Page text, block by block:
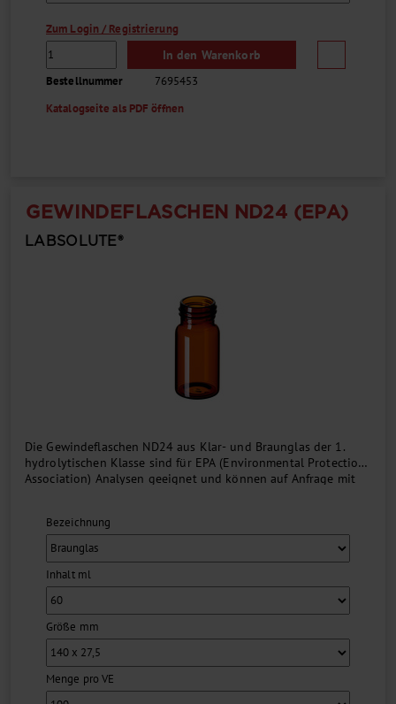
Zum Login / Registrierung
In den Warenkorb
Bestellnummer
7695453
Katalogseite als PDF öffnen
GEWINDEFLASCHEN ND24 (EPA)
LABSOLUTE®
Die Gewindeflaschen ND24 aus Klar- und Braunglas der 1.
hydrolytischen Klasse sind für EPA (Environmental Protection
Association) Analysen geeignet und können auf Anfrage mit
Die Flaschen werden bevorzugt auf Instrumenten folgender
Hersteller benutzt: Agilent, Dionex, Shimadzu, Tekmar,
Thermo Scientific und Varian.
Bezeichnung
Inhalt ml
Größe mm
Menge pro VE